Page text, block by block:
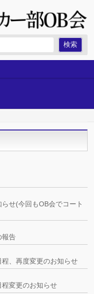
せ(今回もOB会でコート
報告
、再度変更のお知らせ
変更のお知らせ